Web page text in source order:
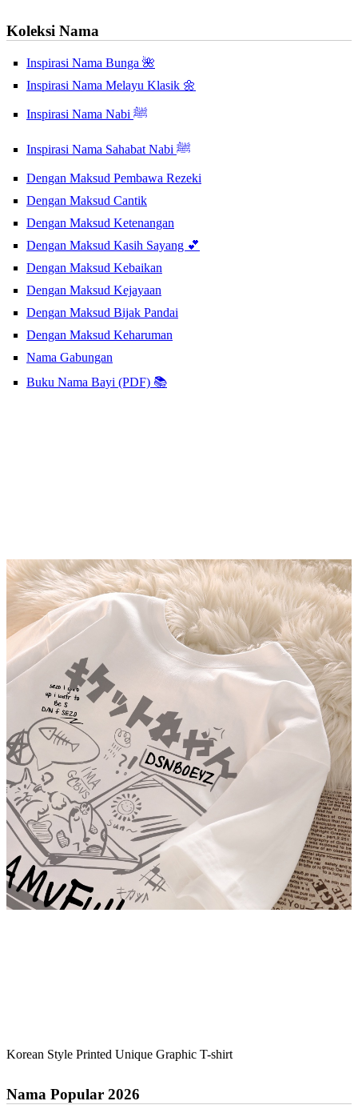
Koleksi Nama
Inspirasi Nama Bunga 🌺
Inspirasi Nama Melayu Klasik 🌼
Inspirasi Nama Nabi ﷺ
Inspirasi Nama Sahabat Nabi ﷺ
Dengan Maksud Pembawa Rezeki
Dengan Maksud Cantik
Dengan Maksud Ketenangan
Dengan Maksud Kasih Sayang 💕
Dengan Maksud Kebaikan
Dengan Maksud Kejayaan
Dengan Maksud Bijak Pandai
Dengan Maksud Keharuman
Nama Gabungan
Buku Nama Bayi (PDF) 📚
Korean Style Printed Unique Graphic T-shirt
Nama Popular 2026